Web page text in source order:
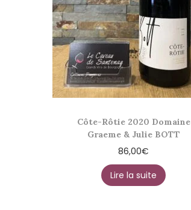
Côte-Rôtie 2020 Domaine
Graeme & Julie BOTT
86,00€
Lire la suite